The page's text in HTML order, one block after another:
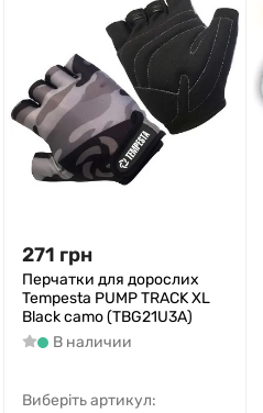
271 грн
Перчатки для дорослих
Tempesta PUMP TRACK XL
Black camo (TBG21U3A)
В наличии
Виберіть артикул: